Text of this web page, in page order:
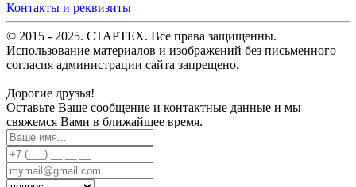
Контакты и реквизиты
© 2015 - 2025. СТАРТЕХ. Все права защищенны.
Использование материалов и изображений без письменного
согласия администрации сайта запрещено.
Дорогие друзья!
Оставьте Ваше сообщение и контактные данные и мы
свяжемся Вами в ближайшее время.